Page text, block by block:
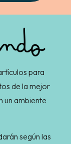
para
de la mejor
un ambiente
según las